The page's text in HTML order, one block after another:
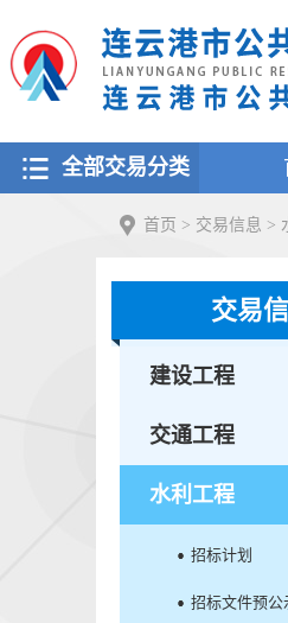
全部交易分类
首页 > 交易信息 >
交易
建设工程
交通工程
水利工程
招标计划
招标文件预公